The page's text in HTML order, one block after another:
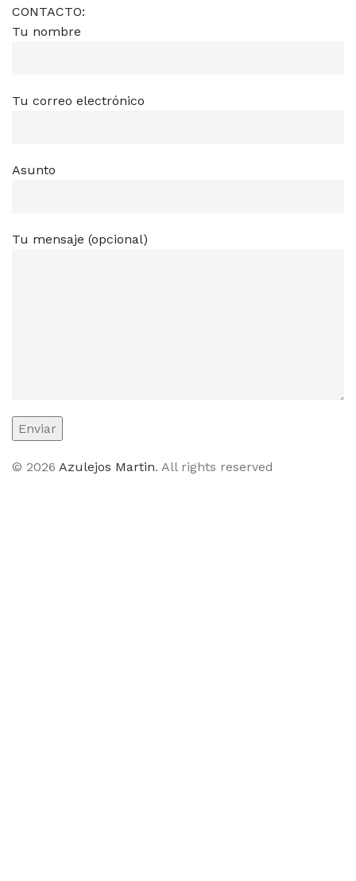
CONTACTO:
Tu nombre
Tu correo electrónico
Asunto
Tu mensaje (opcional)
© 2026 Azulejos Martin. All rights reserved